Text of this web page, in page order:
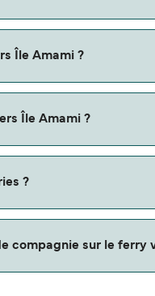
Île Amami ?
Île Amami ?
?
compagnie sur le ferry